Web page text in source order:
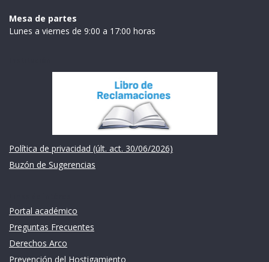
Mesa de partes
Lunes a viernes de 9:00 a 17:00 horas
Política de privacidad (últ. act. 30/06/2026)
Buzón de Sugerencias
Portal académico
Preguntas Frecuentes
Derechos Arco
Prevención del Hostigamiento